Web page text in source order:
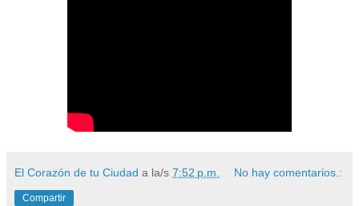
El Corazón de tu Ciudad a la/s 7:52 p.m. No hay comentarios.:
Compartir